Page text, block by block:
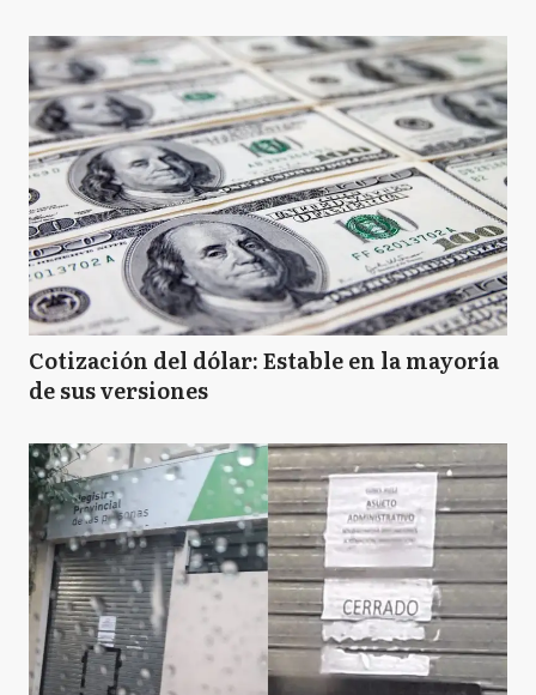
Cotización del dólar: Estable en la mayoría
de sus versiones